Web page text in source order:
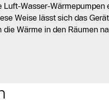
Luft-Wasser-Wärmepumpen
Weise lässt sich das
die Wärme in den Räumen